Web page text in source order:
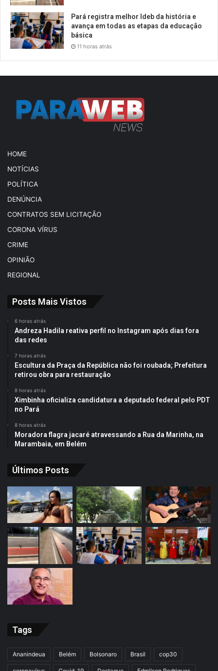
Pará registra melhor Ideb da história e
avança em todas as etapas da educação
básica
11 horas atrás
HOME
NOTÍCIAS
POLÍTICA
DENÚNCIA
CONTRATOS SEM LICITAÇÃO
CORONA VÍRUS
CRIME
OPINIÃO
REGIONAL
Posts Mais Vistos
6 horas atrás
Andreza Hadila reativa perfil no Instagram após dias fora
das redes
7 horas atrás
Escultura da Praça da República não foi roubada; Prefeitura
retirou obra para restauração
8 horas atrás
Ximbinha oficializa candidatura a deputado federal pelo PDT
no Pará
8 horas atrás
Moradora flagra jacaré atravessando a Rua da Marinha, na
Marambaia, em Belém
Últimos Posts
Tags
Ananindeua Belém Bolsonaro Brasil cop30